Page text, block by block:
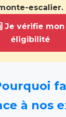
escalier.
Je vérifie mon
éligibilité
à nos